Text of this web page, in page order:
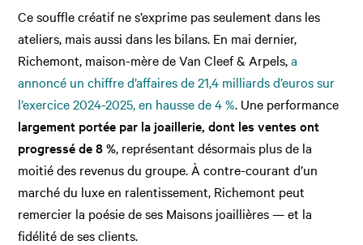
Ce souffle créatif ne s’exprime pas seulement dans les
ateliers, mais aussi dans les bilans. En mai dernier,
Richemont, maison-mère de Van Cleef & Arpels,a
annoncé un chiffre d’affaires de 21,4 milliards d’euros sur
l’exercice 2024-2025, en hausse de 4 %. Une performance
largement portée par la joaillerie, dont les ventes ont
progressé de 8 %, représentant désormais plus de la
moitié des revenus du groupe. À contre-courant d’un
marché du luxe en ralentissement, Richemont peut
remercier la poésie de ses Maisons joaillières — et la
fidélité de ses clients.